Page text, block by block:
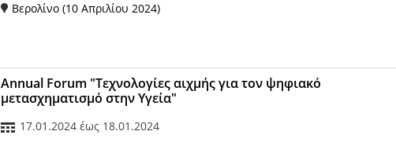
Βερολίνο (10 Απριλίου 2024)
Annual Forum "Τεχνολογίες αιχμής για τον ψηφιακό
μετασχηματισμό στην Υγεία"
17.01.2024 έως 18.01.2024